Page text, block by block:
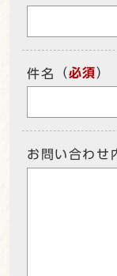
件名 （必須）
お問い合わせ